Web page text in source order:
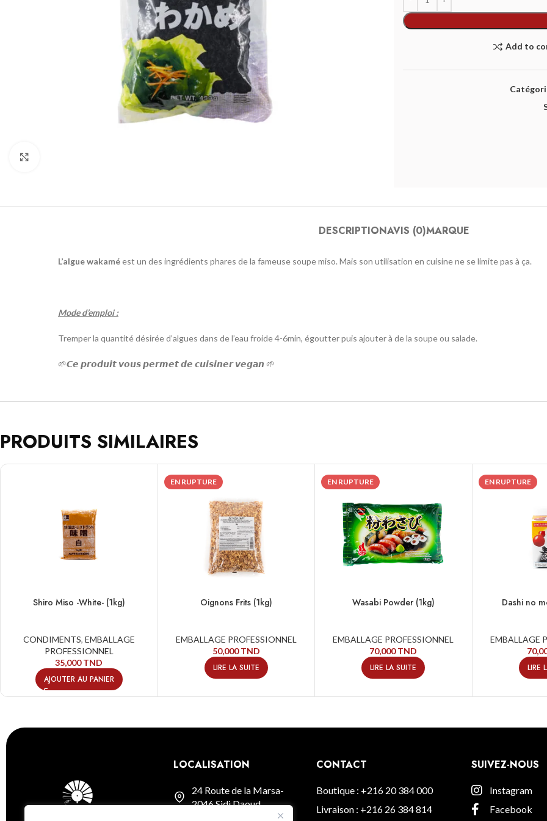
Add to
DESCRIPTIONAVIS (0)MARQUE
L’algue wakaméest un des ingrédients phares de la fameuse soupe miso. Mais son utilisation en cuisine ne se limite pas à ça.
Mode d’emploi :
Tremper la quantité désirée d’algues dans de l’eau froide 4-6min, égoutter puis ajouter à de la soupe ou salade.
🌱𝘾𝙚 𝙥𝙧𝙤𝙙𝙪𝙞𝙩 𝙫𝙤𝙪𝙨 𝙥𝙚𝙧𝙢𝙚𝙩 𝙙𝙚 𝙘𝙪𝙞𝙨𝙞𝙣𝙚𝙧 𝙫𝙚𝙜𝙖𝙣 🌱
PRODUITS SIMILAIRES
Shiro Miso -White- (1kg)
CONDIMENTS, EMBALLAGE
PROFESSIONNEL
35,000TND
AJOUTER AU PANIER
EN RUPTURE
Oignons Frits (1kg)
EMBALLAGE PROFESSIONNEL
50,000TND
LIRE LA SUITE
EN RUPTURE
Wasabi Powder (1kg)
EMBALLAGE PROFESSIONNEL
70,000TND
LIRE LA SUITE
EN RUPTURE
Dashi no
EMBALLAGE
LIRE
LOCALISATION
24 Route de la Marsa-
2046 Sidi Daoud
CONTACT
Boutique : +216 20 384 000
Livraison : +216 26 384 814
SUIVEZ-NOUS
Instagram
Facebook